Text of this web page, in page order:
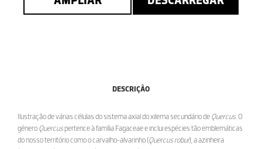
DESCRIÇÃO
Ilustração de várias células do sistema axial do xilema secundário de Quercus. O
género Quercuspertence à família Fagaceae e inclui espécies tão emblemáticas
do nosso território como o carvalho-alvarinho (Quercus robur), a azinheira